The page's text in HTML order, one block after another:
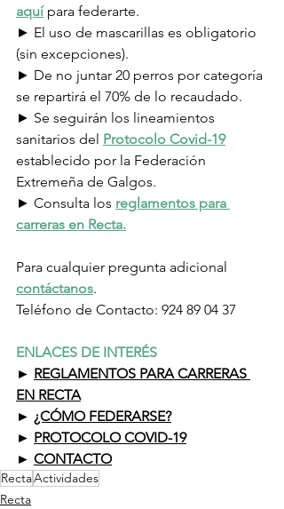
aquí para federarte.
► El uso de mascarillas es obligatorio
(sin excepciones).
► De no juntar 20 perros por categoría
se repartirá el 70% de lo recaudado.
► Se seguirán los lineamientos
sanitarios del Protocolo Covid-19
establecido por la Federación
Extremeña de Galgos.
► Consulta los reglamentos para
carreras en Recta.
Para cualquier pregunta adicional
contáctanos.
Teléfono de Contacto: 924 89 04 37
ENLACES DE INTERÉS
► REGLAMENTOS PARA CARRERAS
EN RECTA
► ¿CÓMO FEDERARSE?
► PROTOCOLO COVID-19
► CONTACTO
RectaActividades
Recta